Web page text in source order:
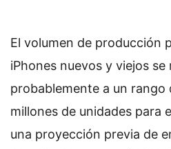
El volumen de producción
iPhones nuevos y viejos se
probablemente a un
millones de unidades para
una proyección previa de